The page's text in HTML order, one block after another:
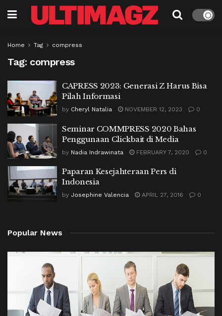
Home Tag compress
Tag: compress
CAPRESS 2023: Generasi Z Harus Bisa
Pilah Informasi
by Cheryl Natalia NOVEMBER 12, 2023 0
Seminar COMMPRESS 2020 Bahas
Penggunaan Clickbait di Media
by Nadia Indrawinata FEBRUARY 7, 2020 0
Paparan Kesejahteraan Pers di
Indonesia
by Josephine Valencia APRIL 27, 2016 0
Popular News